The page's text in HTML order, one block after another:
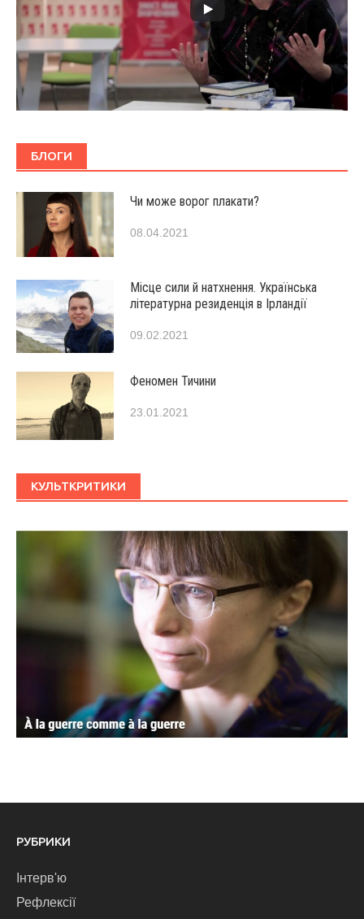
БЛОГИ
Чи може ворог плакати?
08.04.2021
Місце сили й натхнення. Українська
літературна резиденція в Ірландії
09.02.2021
Феномен Тичини
23.01.2021
КУЛЬТКРИТИКИ
РУБРИКИ
Інтерв'ю
Рефлексії